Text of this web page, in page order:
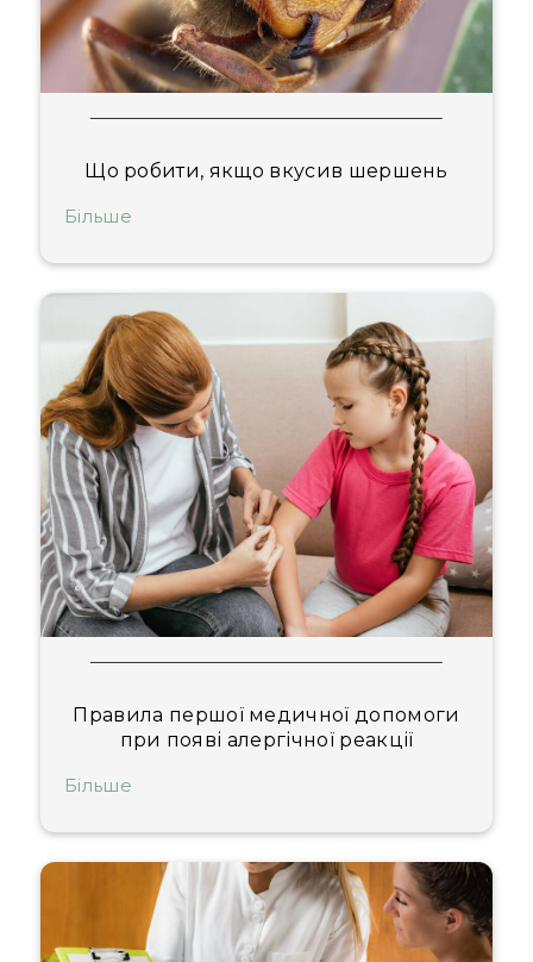
Що робити, якщо вкусив шершень
Більше
Правила першої медичної допомоги
при появі алергічної реакції
Більше